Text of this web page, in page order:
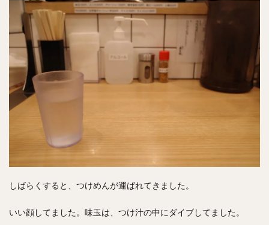
しばらくすると、つけめんが運ばれてきました。
いい顔してました。味玉は、つけ汁の中にダイブしてました。